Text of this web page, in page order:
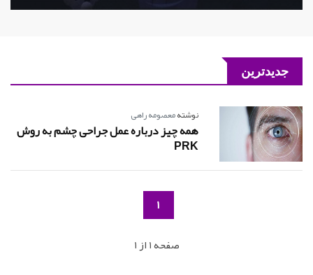
جدیدترین
نوشتهمعصومه راهی
همه چیز درباره عمل جراحی چشم به روش
PRK
1
صفحه 1 از 1